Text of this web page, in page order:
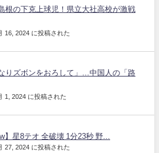
根の下克上球児！県立大社高校が激戦
16, 2024 に投稿された
りズボンをおろして」…中国人の「路
1, 2024 に投稿された
】星8テオ 全破壊 1分23秒 野...
27, 2024 に投稿された